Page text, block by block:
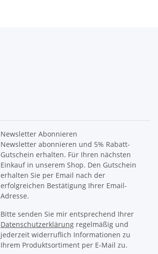
Newsletter Abonnieren
Newsletter abonnieren und 5% Rabatt-
Gutschein erhalten. Für Ihren nächsten
Einkauf in unserem Shop. Den Gutschein
erhalten Sie per Email nach der
erfolgreichen Bestätigung Ihrer Email-
Adresse.
Bitte senden Sie mir entsprechend Ihrer
Datenschutzerklärung regelmäßig und
jederzeit widerruflich Informationen zu
Ihrem Produktsortiment per E-Mail zu.